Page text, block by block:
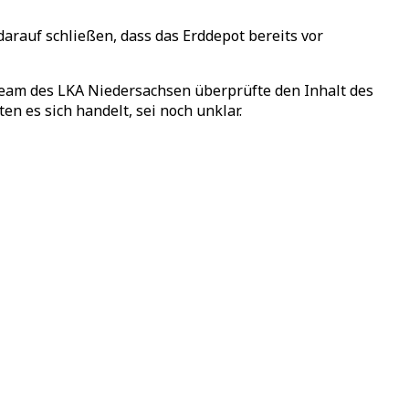
schließen, dass das Erddepot bereits vor
des LKA Niedersachsen überprüfte den Inhalt des
es sich handelt, sei noch unklar.